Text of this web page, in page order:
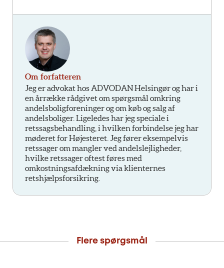
Om forfatteren
Jeg er advokat hos ADVODAN Helsingør og har i
en årrække rådgivet om spørgsmål omkring
andelsboligforeninger og om køb og salg af
andelsboliger. Ligeledes har jeg speciale i
retssagsbehandling, i hvilken forbindelse jeg har
møderet for Højesteret. Jeg fører eksempelvis
retssager om mangler ved andelslejligheder,
hvilke retssager oftest føres med
omkostningsafdækning via klienternes
retshjælpsforsikring.
Flere spørgsmål